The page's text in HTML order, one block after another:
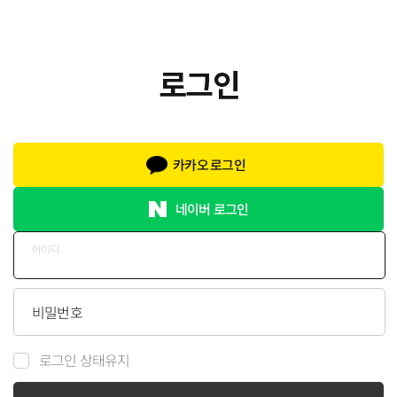
카카오 로그인
네이버 로그인
아이디
비밀번호
로그인 상태유지